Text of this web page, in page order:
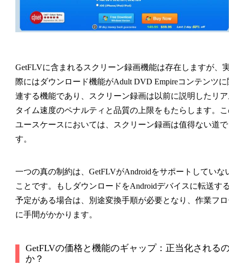
GetFLVに含まれるスクリーン録画機能は存在しますが、
際にはダウンロード機能がAdult DVD Empireコンテンツに
連する機能であり、スクリーン録画は以前に説明したリ
タイム速度のペナルティと品質の上限をもたらします。
ユースケースにおいては、スクリーン録画は值得ない道で
す。
一つの真の制約は、GetFLVがAndroidをサポートしていな
ことです。もしダウンロードをAndroidデバイスに転送す
予定がある場合は、別途変換手順が必要となり、作業フ
に手間がかかります。
GetFLVの価格と機能のギャップ：正当化される
か？